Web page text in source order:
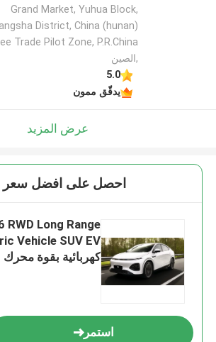
Grand Market, Yuhua Block,
District, China (hunan)
,الصين
5.0
يدقّق ممون
عرض المزيد
احصل على افضل
RWD Long Range
استمر